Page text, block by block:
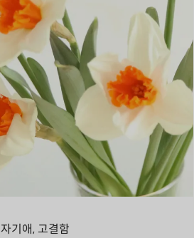
자기애, 고결함